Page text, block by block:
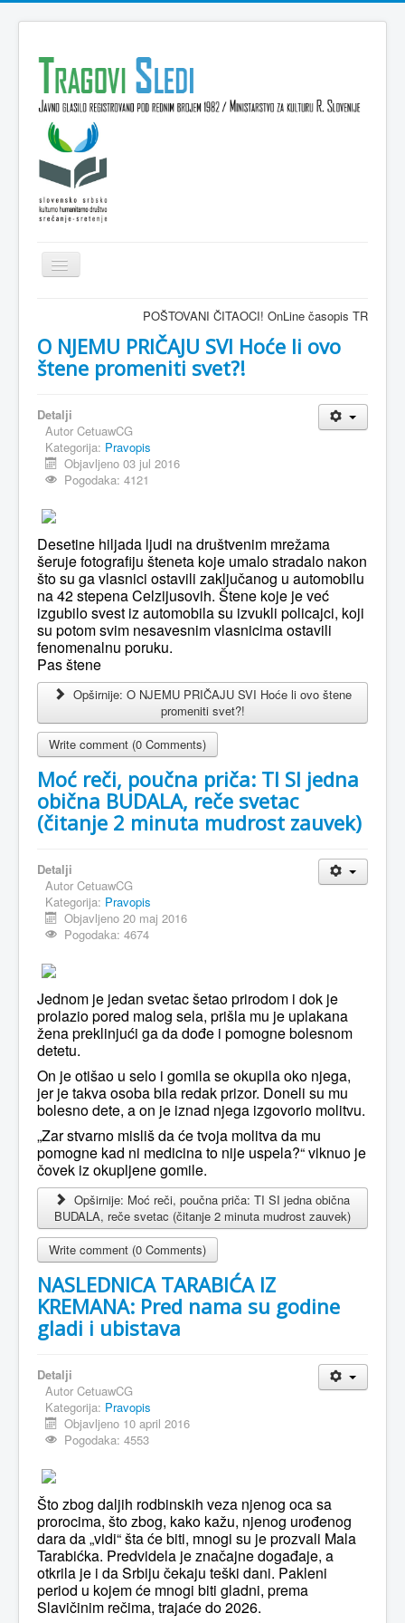
Isključi
navigaciju
VESTI
KULTURA
MAGAZIN
FELJTON
PISMA ČITALACA
IMPRESUM
POŠTOVANI ČITAOCI! OnLine časopis
O NJEMU PRIČAJU SVI Hoće li ovo
štene promeniti svet?!
Detalji
Autor CetuawCG
Kategorija: Pravopis
Objavljeno 03 jul 2016
Pogodaka: 4121
Desetine hiljada ljudi na društvenim mrežama
šeruje fotografiju šteneta koje umalo stradalo nakon
što su ga vlasnici ostavili zaključanog u automobilu
na 42 stepena Celzijusovih. Štene koje je već
izgubilo svest iz automobila su izvukli policajci, koji
su potom svim nesavesnim vlasnicima ostavili
fenomenalnu poruku.
Pas štene
Opširnije: O NJEMU PRIČAJU SVI Hoće li ovo štene
promeniti svet?!
Write comment (0 Comments)
Moć reči, poučna priča: TI SI jedna
obična BUDALA, reče svetac
(čitanje 2 minuta mudrost zauvek)
Detalji
Autor CetuawCG
Kategorija: Pravopis
Objavljeno 20 maj 2016
Pogodaka: 4674
Jednom je jedan svetac šetao prirodom i dok je
prolazio pored malog sela, prišla mu je uplakana
žena preklinjući ga da dođe i pomogne bolesnom
detetu.
On je otišao u selo i gomila se okupila oko njega,
jer je takva osoba bila redak prizor. Doneli su mu
bolesno dete, a on je iznad njega izgovorio molitvu.
„Zar stvarno misliš da će tvoja molitva da mu
pomogne kad ni medicina to nije uspela?“ viknuo je
čovek iz okupljene gomile.
Opširnije: Moć reči, poučna priča: TI SI jedna obična
BUDALA, reče svetac (čitanje 2 minuta mudrost zauvek)
Write comment (0 Comments)
NASLEDNICA TARABIĆA IZ
KREMANA: Pred nama su godine
gladi i ubistava
Detalji
Autor CetuawCG
Kategorija: Pravopis
Objavljeno 10 april 2016
Pogodaka: 4553
Što zbog daljih rodbinskih veza njenog oca sa
prorocima, što zbog, kako kažu, njenog urođenog
dara da „vidi“ šta će biti, mnogi su je prozvali Mala
Tarabićka. Predvidela je značajne događaje, a
otkrila je i da Srbiju čekaju teški dani. Pakleni
period u kojem će mnogi biti gladni, prema
Slavičinim rečima, trajaće do 2026.